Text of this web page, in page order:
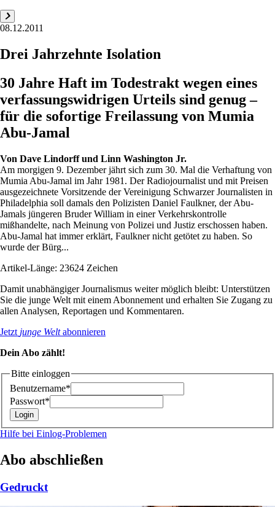
08.12.2011
Drei Jahrzehnte Isolation
30 Jahre Haft im Todestrakt wegen eines
verfassungswidrigen Urteils sind genug –
für die sofortige Freilassung von Mumia
Abu-Jamal
Von Dave Lindorff und Linn Washington Jr.
Am morgigen 9. Dezember jährt sich zum 30. Mal die Verhaftung von
Mumia Abu-Jamal im Jahr 1981. Der Radiojournalist und mit Preisen
ausgezeichnete Vorsitzende der Vereinigung Schwarzer Journalisten in
Philadelphia soll damals den Polizisten Daniel Faulkner, der Abu-
Jamals jüngeren Bruder William in einer Verkehrskontrolle
mißhandelte, nach Meinung von Polizei und Justiz erschossen haben.
Abu-Jamal hat immer erklärt, Faulkner nicht getötet zu haben. So
wurde der Bürg...
Artikel-Länge: 23624 Zeichen
Damit unabhängiger Journalismus weiter möglich bleibt: Unterstützen
Sie die junge Welt mit einem Abonnement und erhalten Sie Zugang zu
allen Analysen, Reportagen und Kommentaren.
Jetzt junge Weltabonnieren
Dein Abo zählt!
Bitte einloggen
Benutzername*
Passwort*
Hilfe bei Einlog-Problemen
Abo abschließen
Gedruckt